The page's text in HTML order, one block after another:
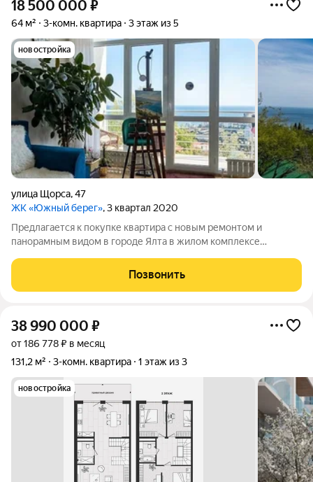
18 500 000 ₽
64 м² 3-комн. квартира 3 этаж из 5
новостройка
улица Щорса,47
ЖК «Южный берег», 3 квартал 2020
Предлагается к покупке квартира с новым ремонтом и
панорамным видом в городе Ялта в жилом комплексе
учетом открытого балкона) расположена на третьем этаже
пятиэтажного дома и имеет прямой вид
Позвонить
38 990 000 ₽
от 186 778 ₽ в месяц
131,2 м²
3-комн. квартира 1 этаж из 3
новостройка